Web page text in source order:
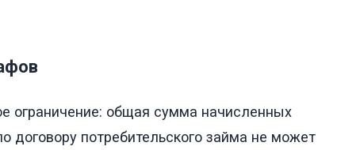
ограничение: общая сумма начисленных
договору потребительского займа не может